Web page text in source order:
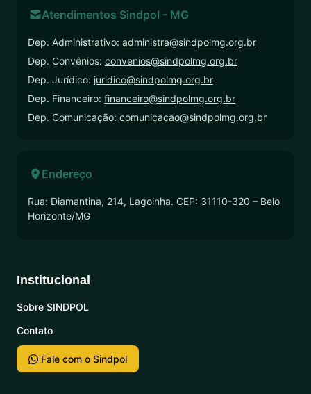
Atendimentos Sindpol - MG
Dep. Administrativo: administra@sindpolmg.org.br
Dep. Convênios: convenios@sindpolmg.org.br
Dep. Jurídico: juridico@sindpolmg.org.br
Dep. Financeiro: financeiro@sindpolmg.org.br
Dep. Comunicação: comunicacao@sindpolmg.org.br
Endereço
Rua: Diamantina, 214, Lagoinha. CEP: 31110-320 – Belo
Horizonte/MG
Institucional
Sobre SINDPOL
Contato
Fale com o Sindpol